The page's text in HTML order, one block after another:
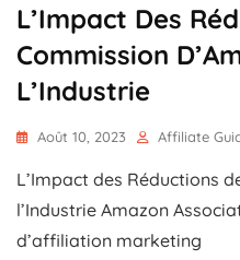
L’Impact Des
Commission
L’Industrie
Août 10, 2023 Affiliate
L’Impact des Réductions
l’Industrie Amazon
d’affiliation marketing